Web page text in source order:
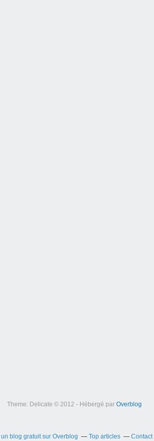
Theme: Delicate © 2012 - Hébergé par Overblog
blog gratuit sur Overblog Top articles Contact